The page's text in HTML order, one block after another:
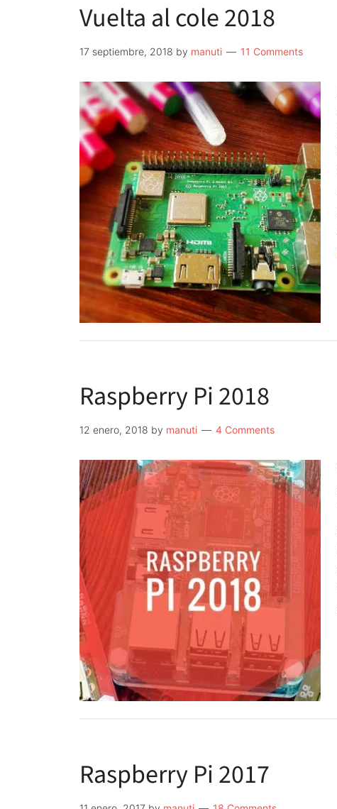
Vuelta al cole 2018
17 septiembre, 2018 by manuti 11 Comments
Raspberry Pi 2018
12 enero, 2018 by manuti 4 Comments
Raspberry Pi 2017